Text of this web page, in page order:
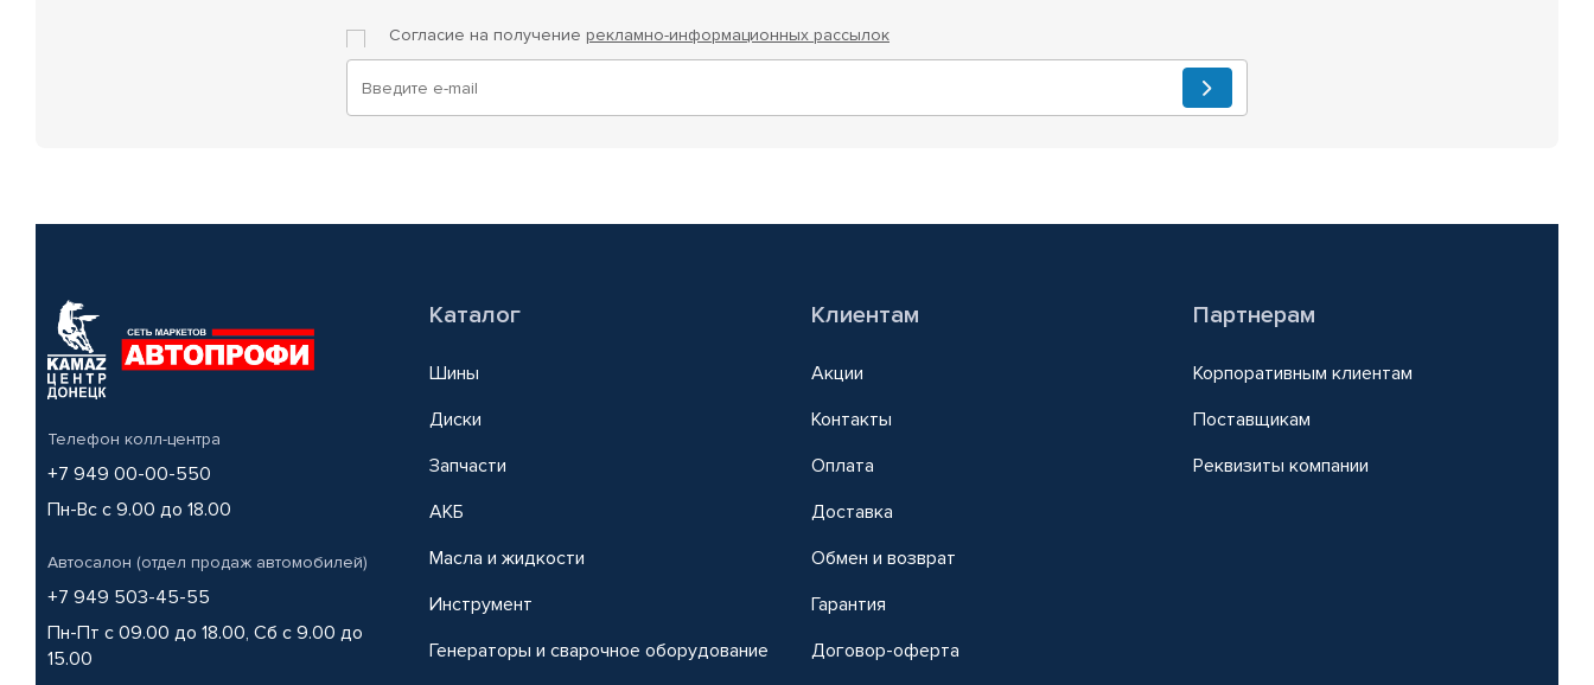
Согласие на получение рекламно-информационных рассылок
Телефон колл-центра
+7 949 00-00-550
Пн-Вс с 9.00 до 18.00
Автосалон (отдел продаж автомобилей)
+7 949 503-45-55
Пн-Пт с 09.00 до 18.00, Сб с 9.00 до
15.00
Каталог
Шины
Диски
Запчасти
АКБ
Масла и жидкости
Инструмент
Генераторы и сварочное оборудование
Клиентам
Акции
Контакты
Оплата
Доставка
Обмен и возврат
Гарантия
Договор-оферта
Партнерам
Корпоративным клиентам
Поставщикам
Реквизиты компании